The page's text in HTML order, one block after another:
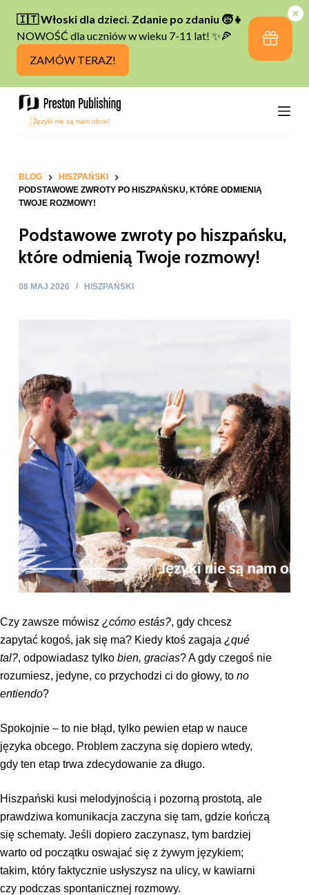
P
z
e
j
BLOG
HISZPAŃSKI
PODSTAWOWE ZWROTY PO HISZPAŃSKU, KTÓRE ODMIENIĄ
TWOJE ROZMOWY!
Podstawowe zwroty po hiszpańsku,
które odmienią Twoje rozmowy!
08 MAJ 2026 HISZPAŃSKI
Czy zawsze mówisz ¿cómo estás?, gdy chcesz
zapytać kogoś, jak się ma? Kiedy ktoś zagaja ¿qué
tal?, odpowiadasz tylko bien, gracias? A gdy czegoś nie
rozumiesz, jedyne, co przychodzi ci do głowy, to no
entiendo?
Spokojnie – to nie błąd, tylko pewien etap w nauce
języka obcego. Problem zaczyna się dopiero wtedy,
gdy ten etap trwa zdecydowanie za długo.
Hiszpański kusi melodyjnością i pozorną prostotą, ale
prawdziwa komunikacja zaczyna się tam, gdzie kończą
się schematy. Jeśli dopiero zaczynasz, tym bardziej
warto od początku oswajać się z żywym językiem;
takim, który faktycznie usłyszysz na ulicy, w kawiarni
czy podczas spontanicznej rozmowy.